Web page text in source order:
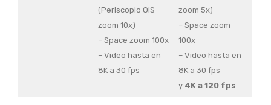
(Periscopio OIS
zoom 10x)
– Space zoom 100x
– Video hasta en
8K a 30 fps
zoom 5x)
– Space zoom
100x
– Video hasta en
8K a 30 fps
y 4K a 120 fps